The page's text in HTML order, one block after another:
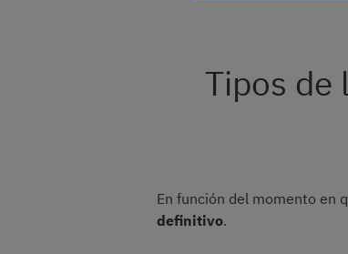
Tipos de
En función del momento en
definitivo.